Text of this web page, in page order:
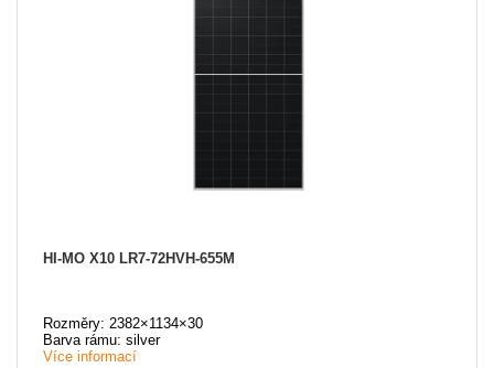
HI-MO X10 LR7-72HVH-655M
Rozměry: 2382×1134×30
Barva rámu: silver
Více informací